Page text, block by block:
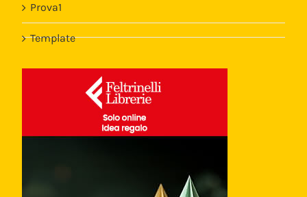
Prova1
Template